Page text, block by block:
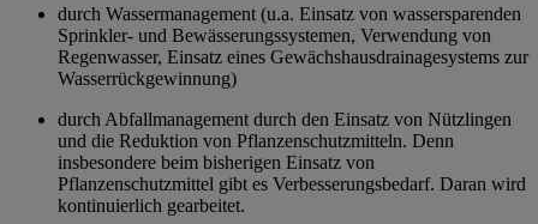
durch Wassermanagement (u.a. Einsatz von wassersparenden
Sprinkler- und Bewässerungssystemen, Verwendung von
Regenwasser, Einsatz eines Gewächshausdrainagesystems zur
Wasserrückgewinnung)
durch Abfallmanagement durch den Einsatz von Nützlingen
und die Reduktion von Pflanzenschutzmitteln. Denn
insbesondere beim bisherigen Einsatz von
Pflanzenschutzmittel gibt es Verbesserungsbedarf. Daran wird
kontinuierlich gearbeitet.